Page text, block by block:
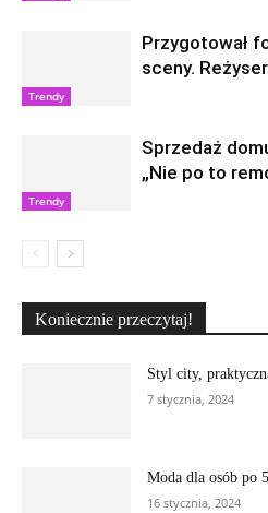
Trendy
Przygotował
sceny.
Trendy
Sprzedaż
„Nie po to
Koniecznie przeczytaj!
Styl city,
7 stycznia, 2024
Moda dla osób po
16 stycznia, 2024